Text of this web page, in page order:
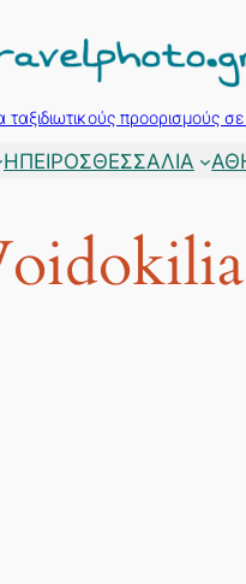
ταξιδιωτικούς προορισμούς
ΗΠΕΙΡΟΣΘΕΣΣΑΛΙΑ